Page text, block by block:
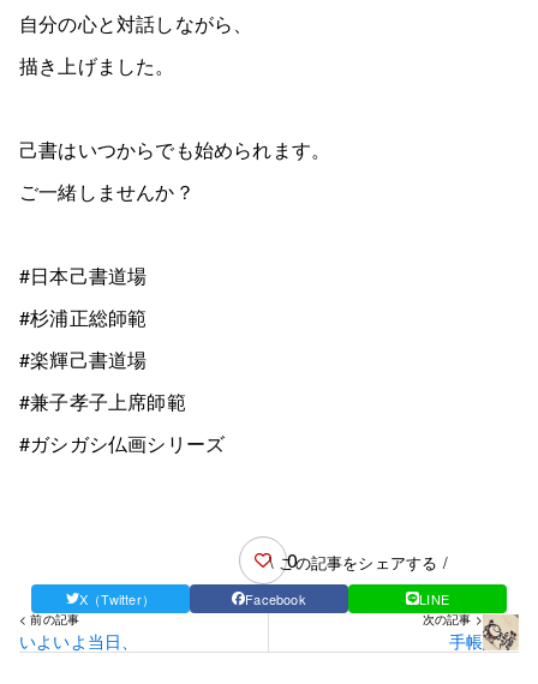
自分の心と対話しながら、
描き上げました。
己書はいつからでも始められます。
ご一緒しませんか？
#日本己書道場
#杉浦正総師範
#楽輝己書道場
#兼子孝子上席師範
#ガシガシ仏画シリーズ
0
\ この記事をシェアする /
X（Twitter） Facebook LINE
< 前の記事
いよいよ当日、
次の記事 >
手帳